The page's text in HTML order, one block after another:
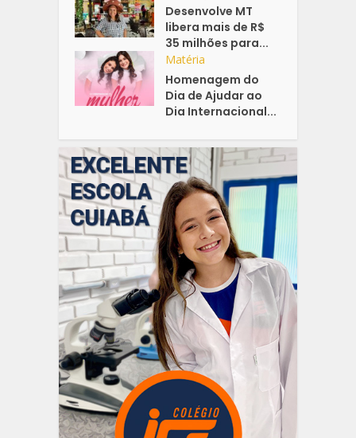
Desenvolve MT
libera mais de R$
35 milhões para...
Matéria
Homenagem do
Dia de Ajudar ao
Dia Internacional...